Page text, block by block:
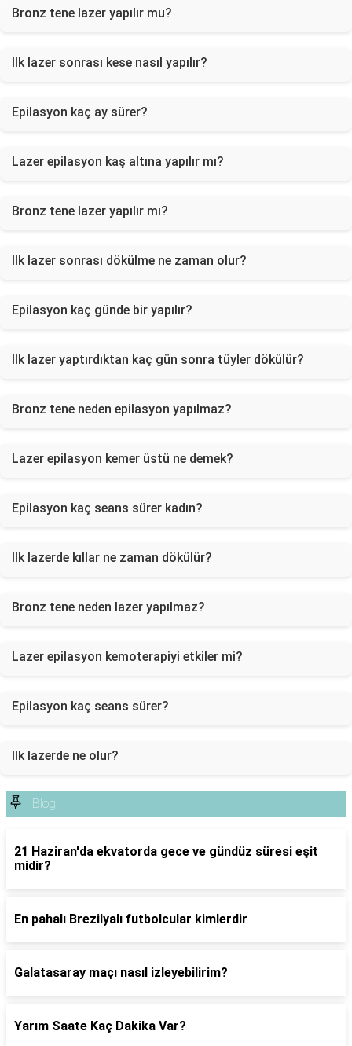
Bronz tene lazer yapılır mu?
Ilk lazer sonrası kese nasıl yapılır?
Epilasyon kaç ay sürer?
Lazer epilasyon kaş altına yapılır mı?
Bronz tene lazer yapılır mı?
Ilk lazer sonrası dökülme ne zaman olur?
Epilasyon kaç günde bir yapılır?
Ilk lazer yaptırdıktan kaç gün sonra tüyler dökülür?
Bronz tene neden epilasyon yapılmaz?
Lazer epilasyon kemer üstü ne demek?
Epilasyon kaç seans sürer kadın?
Ilk lazerde kıllar ne zaman dökülür?
Bronz tene neden lazer yapılmaz?
Lazer epilasyon kemoterapiyi etkiler mi?
Epilasyon kaç seans sürer?
Ilk lazerde ne olur?
Blog
21 Haziran'da ekvatorda gece ve gündüz süresi eşit
midir?
En pahalı Brezilyalı futbolcular kimlerdir
Galatasaray maçı nasıl izleyebilirim?
Yarım Saate Kaç Dakika Var?